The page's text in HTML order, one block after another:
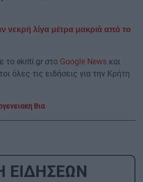
νεκρή λίγα μέτρα μακριά από το
το ekriti.gr στο Google News και
όλες τις ειδήσεις για την Κρήτη
Βια
ΕΙΔΗΣΕΩΝ